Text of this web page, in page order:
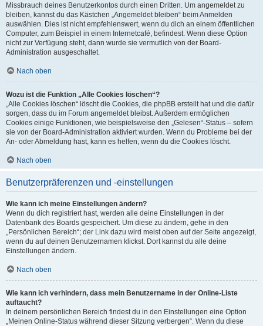
Missbrauch deines Benutzerkontos durch einen Dritten. Um angemeldet zu
bleiben, kannst du das Kästchen „Angemeldet bleiben“ beim Anmelden
auswählen. Dies ist nicht empfehlenswert, wenn du dich an einem öffentlichen
Computer, zum Beispiel in einem Internetcafé, befindest. Wenn diese Option
nicht zur Verfügung steht, dann wurde sie vermutlich von der Board-
Administration ausgeschaltet.
Nach oben
Wozu ist die Funktion „Alle Cookies löschen“?
„Alle Cookies löschen“ löscht die Cookies, die phpBB erstellt hat und die dafür
sorgen, dass du im Forum angemeldet bleibst. Außerdem ermöglichen
Cookies einige Funktionen, wie beispielsweise den „Gelesen“-Status – sofern
sie von der Board-Administration aktiviert wurden. Wenn du Probleme bei der
An- oder Abmeldung hast, kann es helfen, wenn du die Cookies löscht.
Nach oben
Benutzerpräferenzen und -einstellungen
Wie kann ich meine Einstellungen ändern?
Wenn du dich registriert hast, werden alle deine Einstellungen in der
Datenbank des Boards gespeichert. Um diese zu ändern, gehe in den
„Persönlichen Bereich“; der Link dazu wird meist oben auf der Seite angezeigt,
wenn du auf deinen Benutzernamen klickst. Dort kannst du alle deine
Einstellungen ändern.
Nach oben
Wie kann ich verhindern, dass mein Benutzername in der Online-Liste
auftaucht?
In deinem persönlichen Bereich findest du in den Einstellungen eine Option
„Meinen Online-Status während dieser Sitzung verbergen“. Wenn du diese